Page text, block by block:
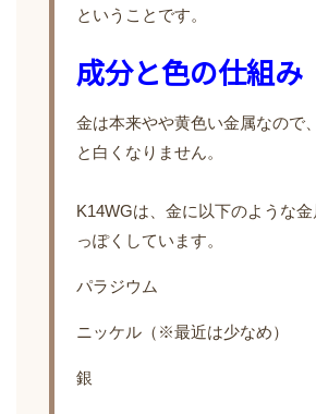
ということです。
成分と色の仕組み
金は本来やや黄色い金属なので
と白くなりません。
K14WGは、金に以下のような
っぽくしています。
パラジウム
ニッケル（※最近は少なめ）
銀